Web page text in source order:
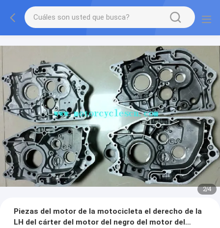
2/4
Piezas del motor de la motocicleta el derecho de la
LH del cárter del motor del negro del motor del